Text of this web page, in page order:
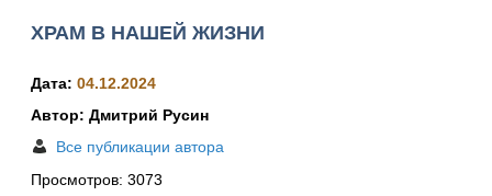
ХРАМ В НАШЕЙ ЖИЗНИ
Дата: 04.12.2024
Автор: Дмитрий Русин
Все публикации автора
Просмотров: 3073